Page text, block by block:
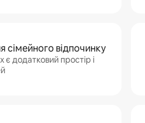
відпочинку
додатковий простір і